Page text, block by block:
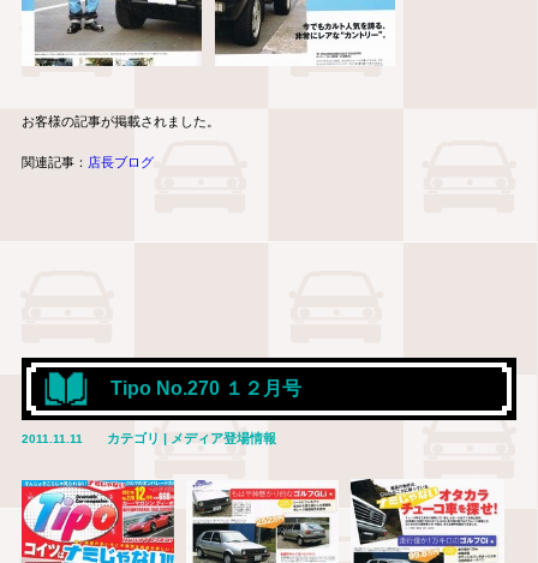
お客様の記事が掲載されました。
関連記事： 店長ブログ
Tipo No.270 １２月号
2011.11.11 カテゴリ | メディア登場情報